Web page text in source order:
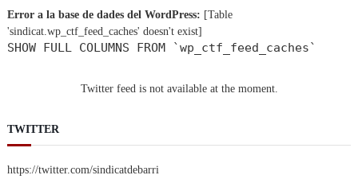
Error a la base de dades del WordPress: [Table
'sindicat.wp_ctf_feed_caches' doesn't exist]
SHOW FULL COLUMNS FROM `wp_ctf_feed_caches`
Twitter feed is not available at the moment.
TWITTER
https://twitter.com/sindicatdebarri